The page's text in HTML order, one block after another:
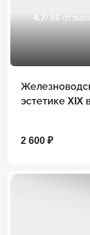
4.7/ 86
эстетике XIX
2 600 ₽